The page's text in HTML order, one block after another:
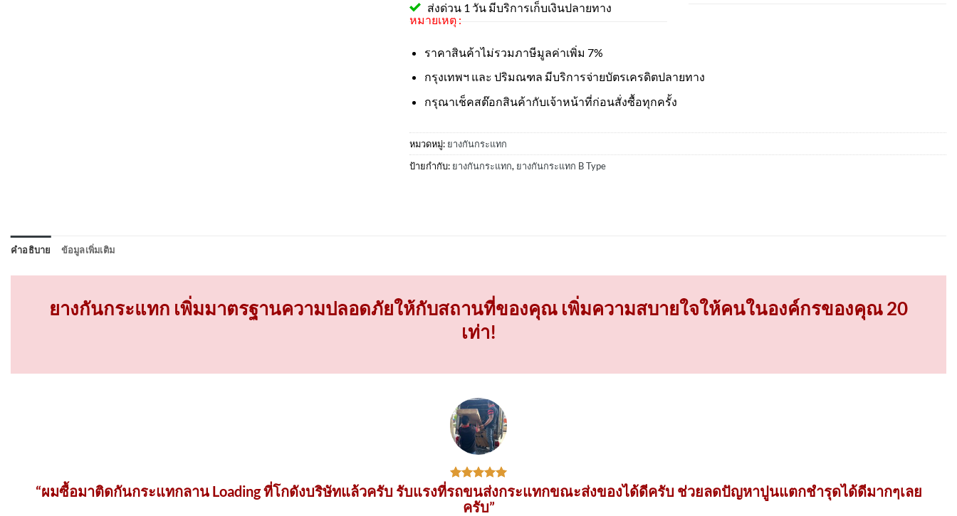
ส่งด่วน 1 วัน มีบริการเก็บเงินปลายทาง
หมายเหตุ :
ราคาสินค้าไม่รวมภาษีมูลค่าเพิ่ม 7%
กรุงเทพฯ และ ปริมณฑล มีบริการจ่ายบัตรเครดิตปลายทาง
กรุณาเช็คสต๊อกสินค้ากับเจ้าหน้าที่ก่อนสั่งซื้อทุกครั้ง
หมวดหมู่: ยางกันกระแทก
ป้ายกำกับ: ยางกันกระแทก, ยางกันกระแทก B Type
คำอธิบาย ข้อมูลเพิ่มเติม
ยางกันกระแทก เพิ่มมาตรฐานความปลอดภัยให้กับสถานที่ของคุณ เพิ่มความสบายใจให้คนในองค์กรของคุณ 20
เท่า!
“ผมซื้อมาติดกันกระแทกลาน Loading ที่โกดังบริษัทแล้วครับ รับแรงที่รถขนส่งกระแทกขณะส่งของได้ดีครับ ช่วยลดปัญหาปูนแตกชำรุดได้ดีมากๆเลย
ครับ”